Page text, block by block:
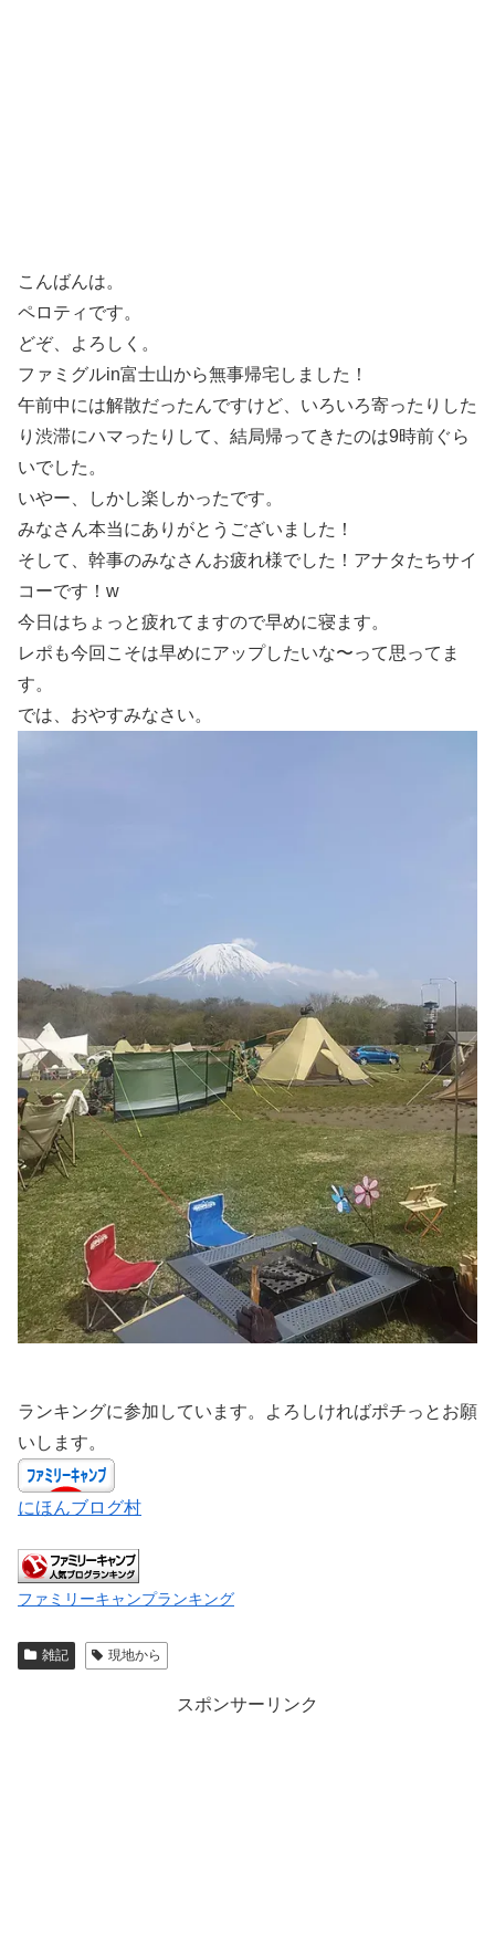
こんばんは。
ペロティです。
どぞ、よろしく。
ファミグルin富士山から無事帰宅しました！
午前中には解散だったんですけど、いろいろ寄ったりした
り渋滞にハマったりして、結局帰ってきたのは9時前ぐら
いでした。
いやー、しかし楽しかったです。
みなさん本当にありがとうございました！
そして、幹事のみなさんお疲れ様でした！アナタたちサイ
コーです！w
今日はちょっと疲れてますので早めに寝ます。
レポも今回こそは早めにアップしたいな〜って思ってま
す。
では、おやすみなさい。
ランキングに参加しています。よろしければポチっとお願
いします。
にほんブログ村
ファミリーキャンプランキング
雑記 現地から
スポンサーリンク